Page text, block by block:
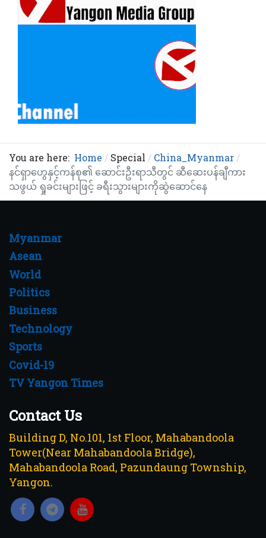
You are here: Home Special
China_Myanmar
နင်ရှာဟွေနှင့်ကန်စု၏ ဆောင်းဦးရာသီတွင် ဆီဆေးပန်ချီကား
သဖွယ် ရှုခင်းများဖြင့် ခရီးသွားများကိုဆွဲဆောင်နေ
Myanmar
Asean
World
Politics
Business
Technology
Sports
Covid-19
TV Yangon Times
Contact Us
Building D, No.101, 1st Floor, Mahabandoola
Tower(Near Mahabandoola Bridge),
Mahabandoola Road, Pazundaung Township,
Yangon.